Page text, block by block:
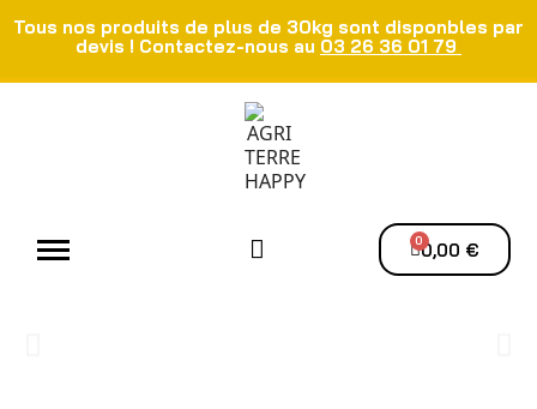
Tous nos produits de plus de 30kg sont disponbles par
devis ! Contactez-nous au 03 26 36 01 79
0,00 €